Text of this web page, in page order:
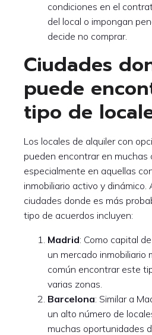
condiciones en el
del local o impongan
decide no comprar.
Ciudades
puede
tipo de
Los locales de alquiler con
pueden encontrar en muchas
especialmente en aquellas
inmobiliario activo y dinámico.
ciudades donde es más
tipo de acuerdos incluyen:
Madrid: Como capital
un mercado inmobiliario
común encontrar este
varias zonas.
Barcelona: Similar a
un alto número de
muchas oportunidades